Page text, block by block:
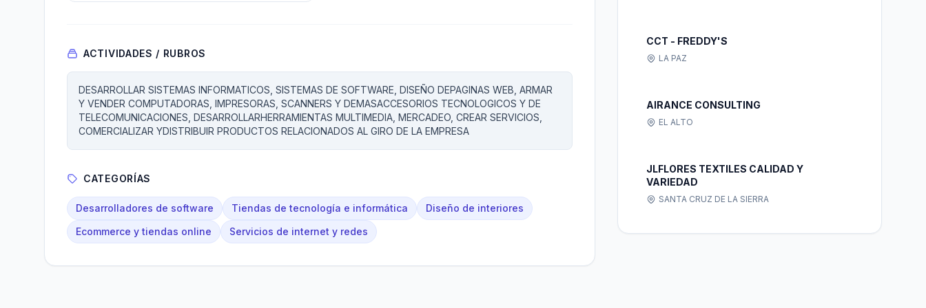
ACTIVIDADES / RUBROS
DESARROLLAR SISTEMAS INFORMATICOS, SISTEMAS DE SOFTWARE, DISEÑO DEPAGINAS WEB, ARMAR
Y VENDER COMPUTADORAS, IMPRESORAS, SCANNERS Y DEMASACCESORIOS TECNOLOGICOS Y DE
TELECOMUNICACIONES, DESARROLLARHERRAMIENTAS MULTIMEDIA, MERCADEO, CREAR SERVICIOS,
COMERCIALIZAR YDISTRIBUIR PRODUCTOS RELACIONADOS AL GIRO DE LA EMPRESA
CATEGORÍAS
Desarrolladores de software Tiendas de tecnología e informática
Diseño de interiores
Ecommerce y tiendas online
Servicios de internet y redes
CCT - FREDDY'S
LA PAZ
AIRANCE CONSULTING
EL ALTO
JLFLORES TEXTILES CALIDAD Y
VARIEDAD
SANTA CRUZ DE LA SIERRA